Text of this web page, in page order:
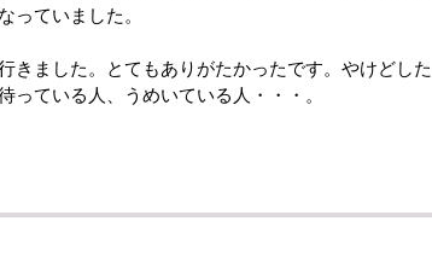
っていました。
ました。とてもありがたかったです。やけどした
っている人、うめいている人・・・。